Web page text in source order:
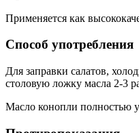
Применяется как
Способ употребления
Для заправки салатов,
столовую ложку масла 2-3
Масло конопли полностью